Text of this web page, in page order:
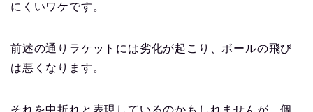
にくいワケです。
前述の通りラケットには劣化が起こり、ボールの飛び
は悪くなります。